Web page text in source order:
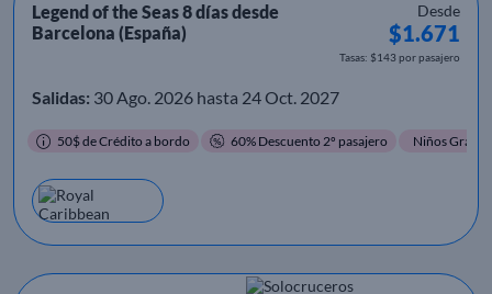
Legend of the Seas 8 días desde
Barcelona (España)
Desde
$1.671
Tasas: $143 por pasajero
Salidas: 30 Ago. 2026 hasta 24 Oct. 2027
50$ de Crédito a bordo 60% Descuento 2º pasajero Niños Gratis